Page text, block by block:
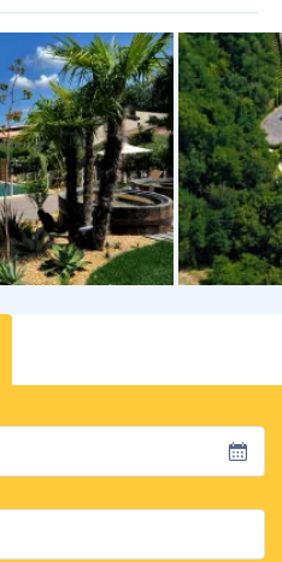
vom